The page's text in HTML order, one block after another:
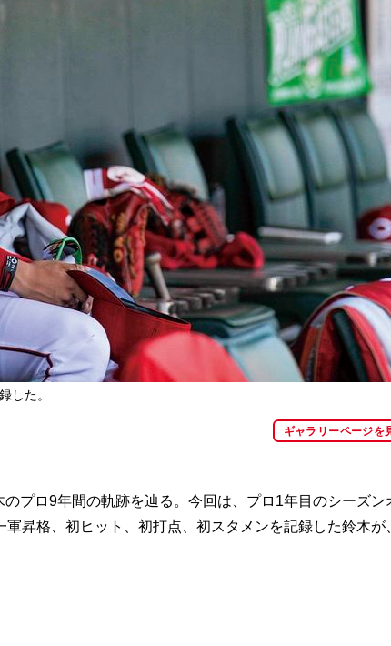
した。
ギャラリーページを
プロ9年間の軌跡を辿る。今回は、プロ1年目のシーズン
昇格、初ヒット、初打点、初スタメンを記録した鈴木が